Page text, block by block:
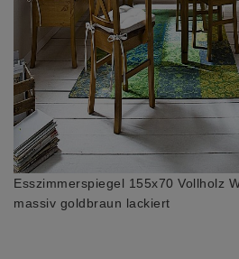
Esszimmerspiegel 155x70 Vollholz
massiv goldbraun lackiert